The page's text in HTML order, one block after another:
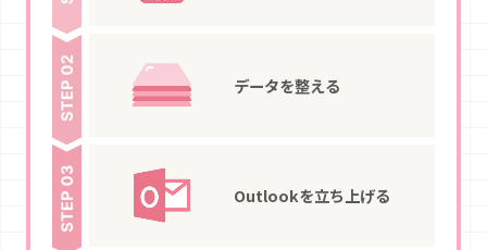
データを整える
Outlookを立ち上げる